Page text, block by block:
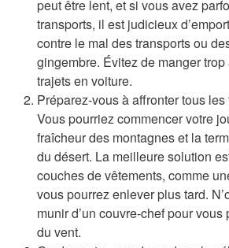
peut être lent, et si vous avez
transports, il est judicieux
contre le mal des transports ou
gingembre. Évitez de manger
trajets en voiture.
Préparez-vous à affronter tous
Vous pourriez commencer votre
fraîcheur des montagnes et la
du désert. La meilleure solution
couches de vêtements, comme
vous pourrez enlever plus tard.
munir d’un couvre-chef pour
du vent.